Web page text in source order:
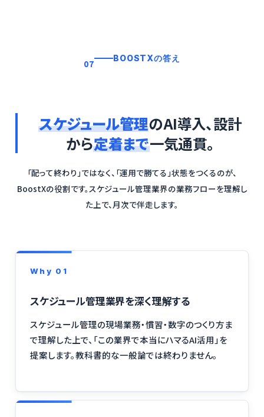
07
BOOSTXの答え
スケジュール管理のAI導入、設計
から定着まで一気通貫。
「配って終わり」ではなく、「運用で勝てる」状態をつくるのが、
BoostXの役割です。スケジュール管理業界の業務フローを理解し
た上で、月次で伴走します。
Why 01
スケジュール管理業界を深く理解する
スケジュール管理の現場業務・慣習・数字のつくり方ま
で理解した上で、「この業界で本当にハマるAI活用」を
提案します。教科書的な一般論では終わりません。